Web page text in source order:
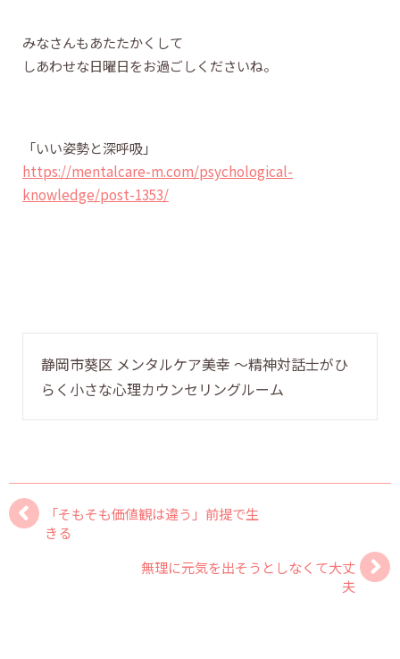
みなさんもあたたかくして
しあわせな日曜日をお過ごしくださいね。
「いい姿勢と深呼吸」
https://mentalcare-m.com/psychological-
knowledge/post-1353/
静岡市葵区 メンタルケア美幸 〜精神対話士がひ
らく小さな心理カウンセリングルーム
「そもそも価値観は違う」前提で生
きる
無理に元気を出そうとしなくて大丈
夫